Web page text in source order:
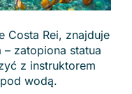
Costa Rei, znajduje
– zatopiona statua
z instruktorem
wodą.